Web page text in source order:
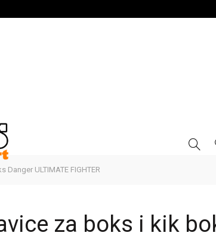
ULTIMATE FIGHTER
za boks i kik